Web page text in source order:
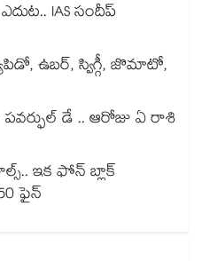
IAS సందీప్
ఉబర్, స్విగ్గీ, జొమాటో,
డే .. ఆరోజు ఏ రాశి
ఇక ఫోన్ బ్లాక్
ఫైన్